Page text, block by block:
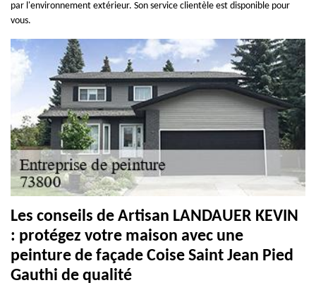
par l'environnement extérieur. Son service clientèle est disponible pour
vous.
Les conseils de Artisan LANDAUER KEVIN
: protégez votre maison avec une
peinture de façade Coise Saint Jean Pied
Gauthi de qualité